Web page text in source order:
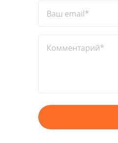
Ваш email*
Комментарий*